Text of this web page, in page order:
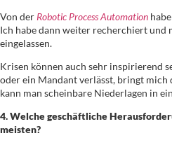
Von der Robotic Process Automation
Ich habe dann weiter recherchiert und
eingelassen.
Krisen können auch sehr inspirierend
oder ein Mandant verlässt, bringt mich
kann man scheinbare Niederlagen in
4. Welche geschäftliche
meisten?